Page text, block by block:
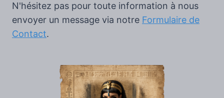
N'hésitez pas pour toute information à nous
envoyer un message via notre Formulaire de
Contact.